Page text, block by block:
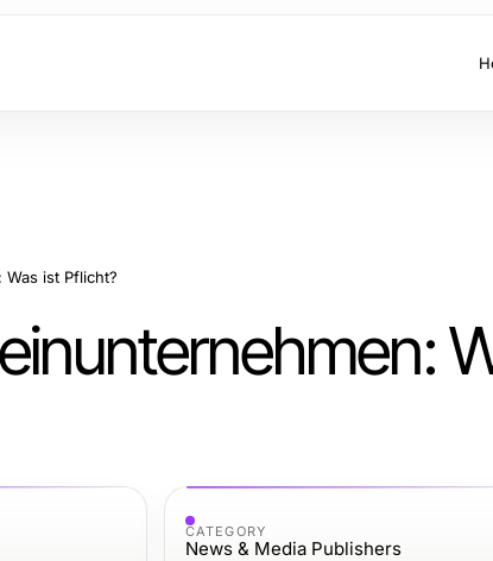
ist Pflicht?
CATEGORY
News & Media Publishers